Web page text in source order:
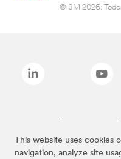
This website uses cookies
navigation, analyze site
© 3M 2026.
Las marcas